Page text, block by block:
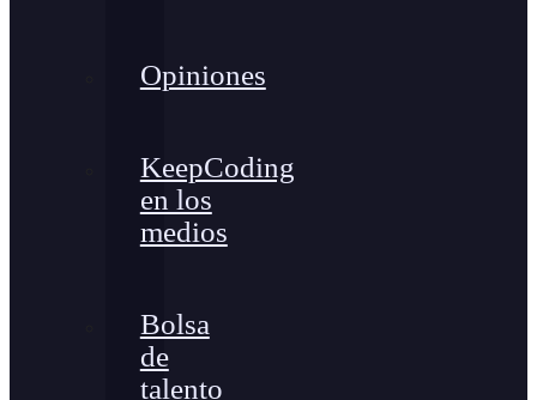
Opiniones
KeepCoding
en los
medios
Bolsa
de
talento